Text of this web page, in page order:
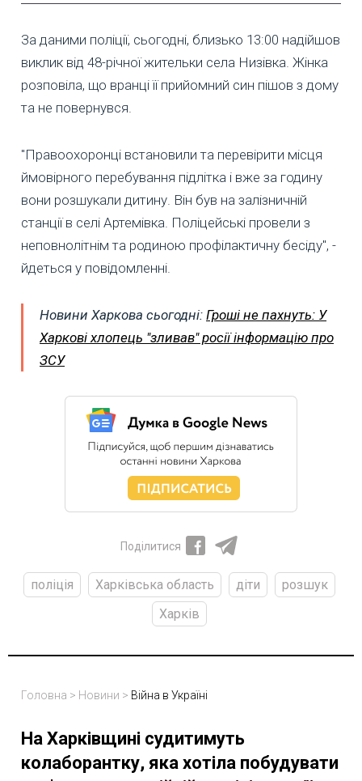
За даними поліції, сьогодні, близько 13:00 надійшов
виклик від 48-річної жительки села Низівка. Жінка
розповіла, що вранці її прийомний син пішов з дому
та не повернувся.
"Правоохоронці встановили та перевірити місця
ймовірного перебування підлітка і вже за годину
вони розшукали дитину. Він був на залізничній
станції в селі Артемівка. Поліцейські провели з
неповнолітнім та родиною профілактичну бесіду", -
йдеться у повідомленні.
Новини Харкова сьогодні: Гроші не пахнуть: У
Харкові хлопець "зливав" росії інформацію про
ЗСУ
Поділитися
поліція Харківська область діти
розшук
Харків
Головна > Новини > Війна в Україні
На Харківщині судитимуть
колаборантку, яка хотіла побудувати